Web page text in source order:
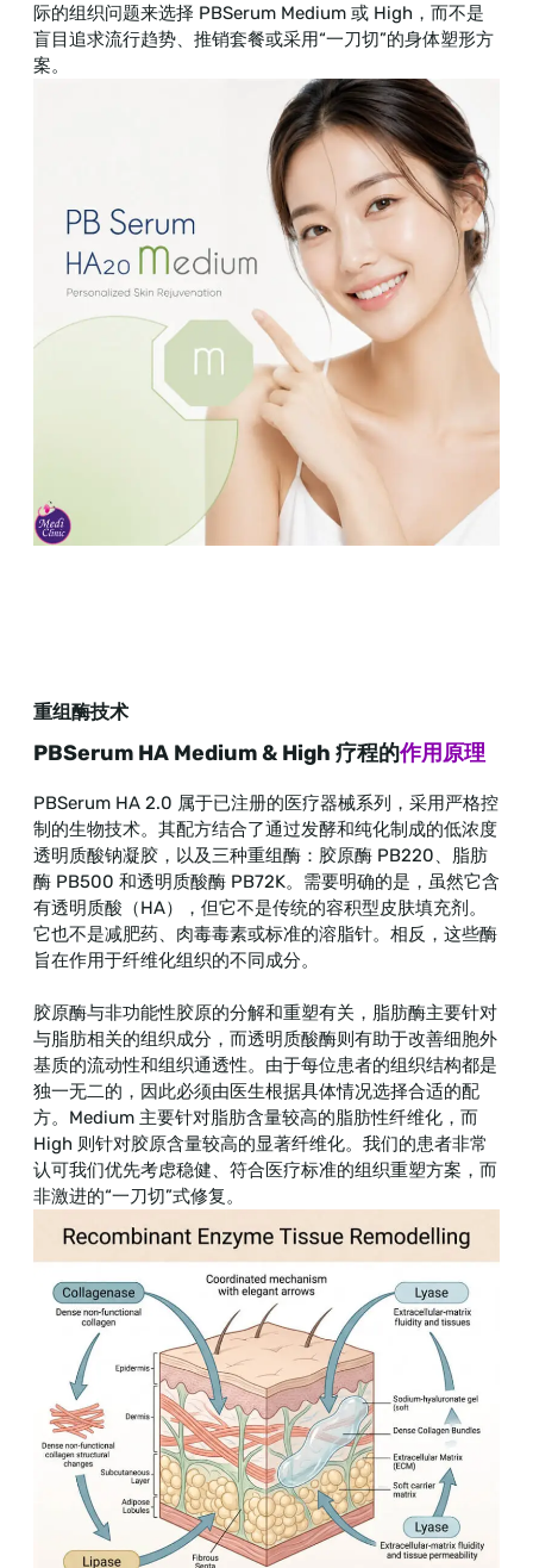
际的组织问题来选择 PBSerum Medium 或 High，而不是
盲目追求流行趋势、推销套餐或采用“一刀切”的身体塑形方
案。
重组酶技术
PBSerum HA Medium & High 疗程的作用原理
PBSerum HA 2.0 属于已注册的医疗器械系列，采用严格控
制的生物技术。其配方结合了通过发酵和纯化制成的低浓度
透明质酸钠凝胶，以及三种重组酶：胶原酶 PB220、脂肪
酶 PB500 和透明质酸酶 PB72K。需要明确的是，虽然它含
有透明质酸（HA），但它不是传统的容积型皮肤填充剂。
它也不是减肥药、肉毒毒素或标准的溶脂针。相反，这些酶
旨在作用于纤维化组织的不同成分。
胶原酶与非功能性胶原的分解和重塑有关，脂肪酶主要针对
与脂肪相关的组织成分，而透明质酸酶则有助于改善细胞外
基质的流动性和组织通透性。由于每位患者的组织结构都是
独一无二的，因此必须由医生根据具体情况选择合适的配
方。Medium 主要针对脂肪含量较高的脂肪性纤维化，而
High 则针对胶原含量较高的显著纤维化。我们的患者非常
认可我们优先考虑稳健、符合医疗标准的组织重塑方案，而
非激进的“一刀切”式修复。